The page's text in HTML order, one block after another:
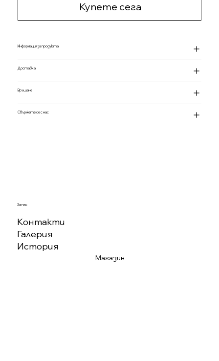
Купете сега
Информация за продукта
Доставка
Връщане
Свържете се с нас
За нас
Контакти
Галерия
История
Магазин